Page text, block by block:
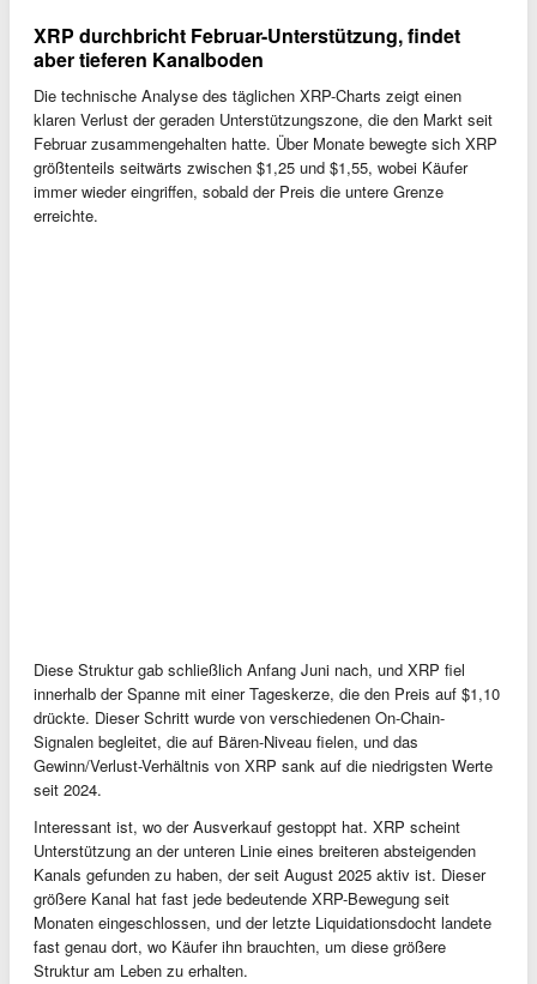
XRP durchbricht Februar-Unterstützung, findet
aber tieferen Kanalboden
Die technische Analyse des täglichen XRP-Charts zeigt einen
klaren Verlust der geraden Unterstützungszone, die den Markt seit
Februar zusammengehalten hatte. Über Monate bewegte sich XRP
größtenteils seitwärts zwischen $1,25 und $1,55, wobei Käufer
immer wieder eingriffen, sobald der Preis die untere Grenze
erreichte.
Diese Struktur gab schließlich Anfang Juni nach, und XRP fiel
innerhalb der Spanne mit einer Tageskerze, die den Preis auf $1,10
drückte. Dieser Schritt wurde von verschiedenen On-Chain-
Signalen begleitet, die auf Bären-Niveau fielen, und das
Gewinn/Verlust-Verhältnis von XRP sank auf die niedrigsten Werte
seit 2024.
Interessant ist, wo der Ausverkauf gestoppt hat. XRP scheint
Unterstützung an der unteren Linie eines breiteren absteigenden
Kanals gefunden zu haben, der seit August 2025 aktiv ist. Dieser
größere Kanal hat fast jede bedeutende XRP-Bewegung seit
Monaten eingeschlossen, und der letzte Liquidationsdocht landete
fast genau dort, wo Käufer ihn brauchten, um diese größere
Struktur am Leben zu erhalten.